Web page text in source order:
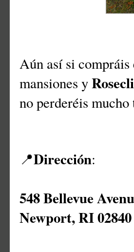
Aún así si compráis
mansiones y
no perderéis mucho
📍Dirección:
548 Bellevue
Newport, RI 02840